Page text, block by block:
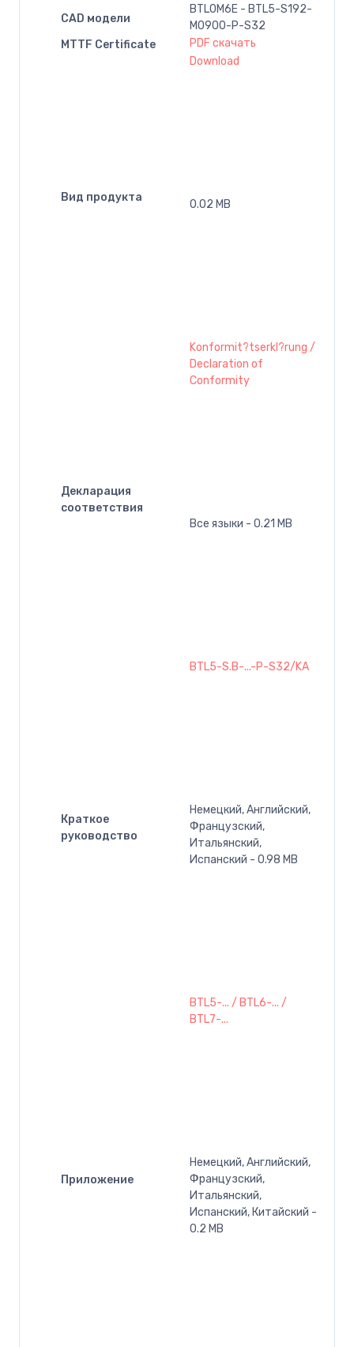
CAD модели
BTL0M6E - BTL5-S192-
M0900-P-S32
MTTF Certificate
PDF скачать
Вид продукта
Download
0.02 MB
Декларация
соответствия
Konformit?tserkl?rung /
Declaration of
Conformity
Все языки - 0.21 MB
Краткое
руководство
BTL5-S.B-...-P-S32/KA
Немецкий, Английский,
Французский,
Итальянский,
Испанский - 0.98 MB
Приложение
BTL5-... / BTL6-... /
BTL7-...
Немецкий, Английский,
Французский,
Итальянский,
Испанский, Китайский -
0.2 MB